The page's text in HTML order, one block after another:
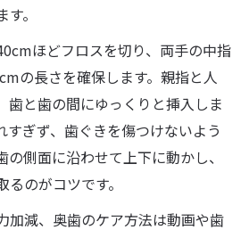
。
ほどフロスを切り、両手の中指
の長さを確保します。親指と人
歯と歯の間にゆっくりと挿入しま
すぎず、歯ぐきを傷つけないよう
の側面に沿わせて上下に動かし、
のがコツです。
加減、奥歯のケア方法は動画や歯